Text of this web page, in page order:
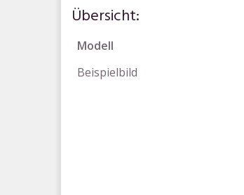
Übersicht:
Modell
Beispielbild